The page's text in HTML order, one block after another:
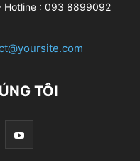
Hotline : 093 8899092
TÔI